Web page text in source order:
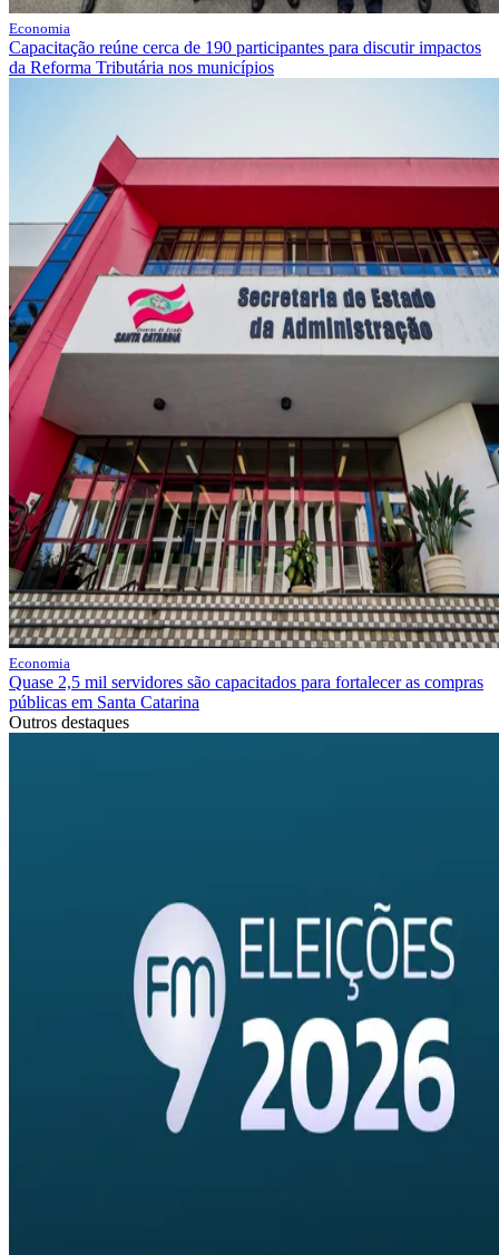
Economia
Capacitação reúne cerca de 190 participantes para discutir impactos
da Reforma Tributária nos municípios
Economia
Quase 2,5 mil servidores são capacitados para fortalecer as compras
públicas em Santa Catarina
Outros destaques